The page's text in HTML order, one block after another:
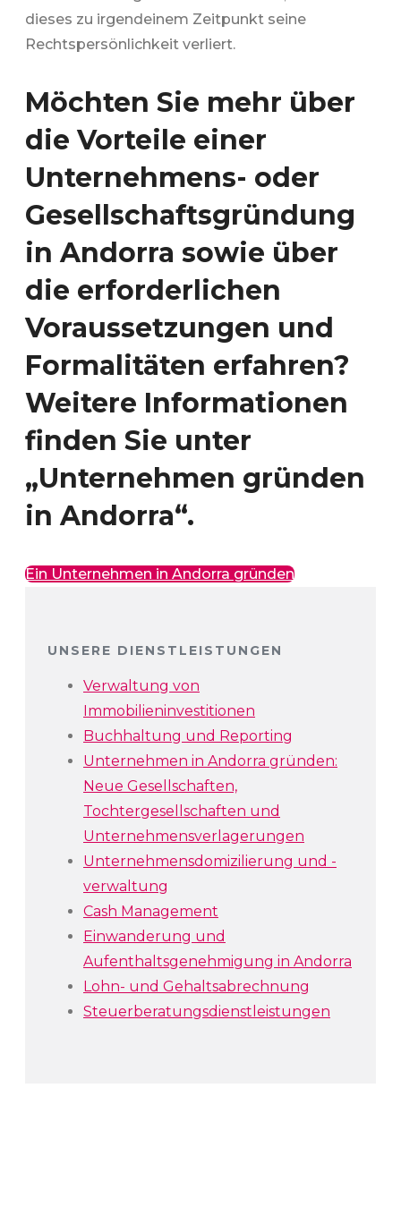
dieses zu irgendeinem Zeitpunkt seine
Rechtspersönlichkeit verliert.
Möchten Sie mehr über
die Vorteile einer
Unternehmens- oder
Gesellschaftsgründung
in Andorra sowie über
die erforderlichen
Voraussetzungen und
Formalitäten erfahren?
Weitere Informationen
finden Sie unter
„Unternehmen gründen
in Andorra“.
Ein Unternehmen in Andorra gründen
UNSERE DIENSTLEISTUNGEN
Verwaltung von
Immobilieninvestitionen
Buchhaltung und Reporting
Unternehmen in Andorra gründen:
Neue Gesellschaften,
Tochtergesellschaften und
Unternehmensverlagerungen
Unternehmensdomizilierung und -
verwaltung
Cash Management
Einwanderung und
Aufenthaltsgenehmigung in Andorra
Lohn- und Gehaltsabrechnung
Steuerberatungsdienstleistungen